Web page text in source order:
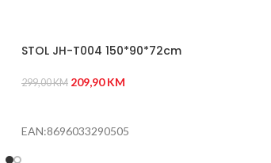
STOL JH-T004 150*90*72cm
299,00KM 209,90KM
EAN:8696033290505